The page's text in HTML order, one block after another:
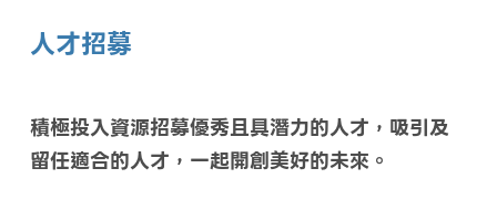
人才招募
積極投入資源招募優秀且具潛力的人才，吸引及
留任適合的人才，一起開創美好的未來。